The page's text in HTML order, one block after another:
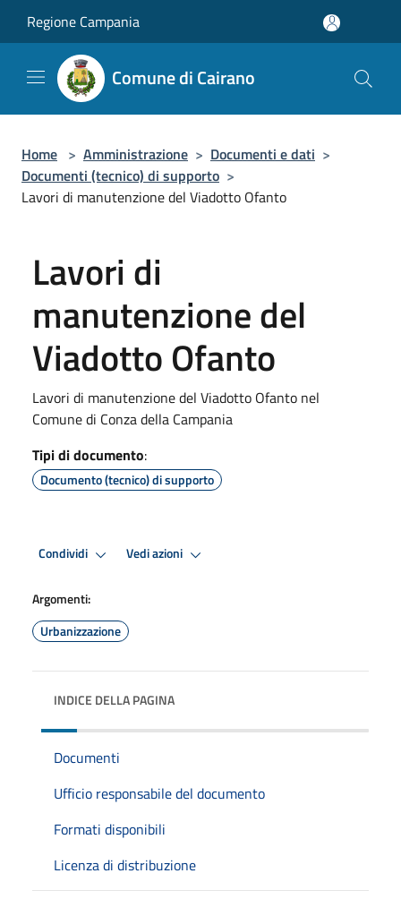
Regione Campania
Comune di Cairano
Home > Amministrazione > Documenti e dati >
Documenti (tecnico) di supporto >
Lavori di manutenzione del Viadotto Ofanto
Lavori di
manutenzione del
Viadotto Ofanto
Lavori di manutenzione del Viadotto Ofanto nel
Comune di Conza della Campania
Tipi di documento:
Documento (tecnico) di supporto
Condividi Vedi azioni
Argomenti:
Urbanizzazione
INDICE DELLA PAGINA
Documenti
Ufficio responsabile del documento
Formati disponibili
Licenza di distribuzione